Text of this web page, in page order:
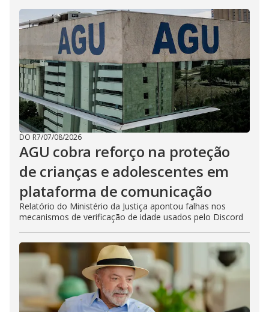
DO R7/07/08/2026
AGU cobra reforço na proteção
de crianças e adolescentes em
plataforma de comunicação
Relatório do Ministério da Justiça apontou falhas nos
mecanismos de verificação de idade usados pelo Discord